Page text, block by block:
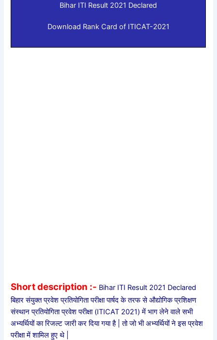
Bihar ITI Result 2021 Declared
Download Rank Card of ITICAT-2021
Short description :- Bihar ITI Result 2021 Declared
बिहार संयुक्त प्रवेश प्रतियोगिता परीक्षा पार्षद के तरफ से औद्योगिक प्रशिक्षण
संस्थान प्रतियोगिता प्रवेश परीक्षा (ITICAT 2021) में भाग लेने वाले सभी
अभ्यर्थियों का रिजल्ट जारी कर दिया गया है | तो जो भी अभ्यर्थियों ने इस प्रवेश
परीक्षा में शामिल हुए थे |